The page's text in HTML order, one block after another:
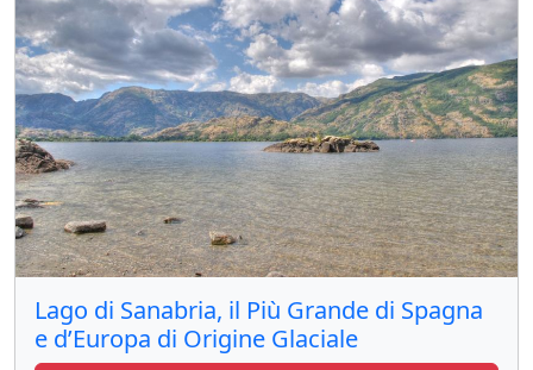
Lago di Sanabria, il Più Grande di Spagna
e d’Europa di Origine Glaciale